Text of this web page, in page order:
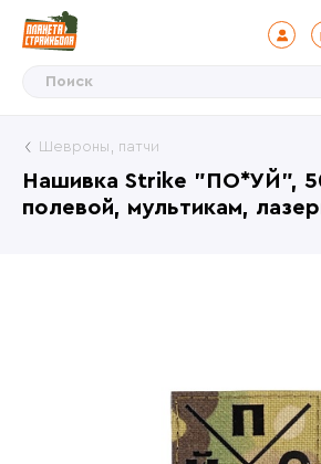
Нашивка Strike "ПО*УЙ",
полевой, мультикам,
Шевроны, патчи